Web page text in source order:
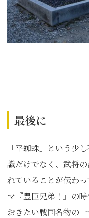
最後に
「平蜘蛛」という少
識だけでなく、武将
れていることが伝わ
マ『豊臣兄弟！』の
おきたい戦国名物の一